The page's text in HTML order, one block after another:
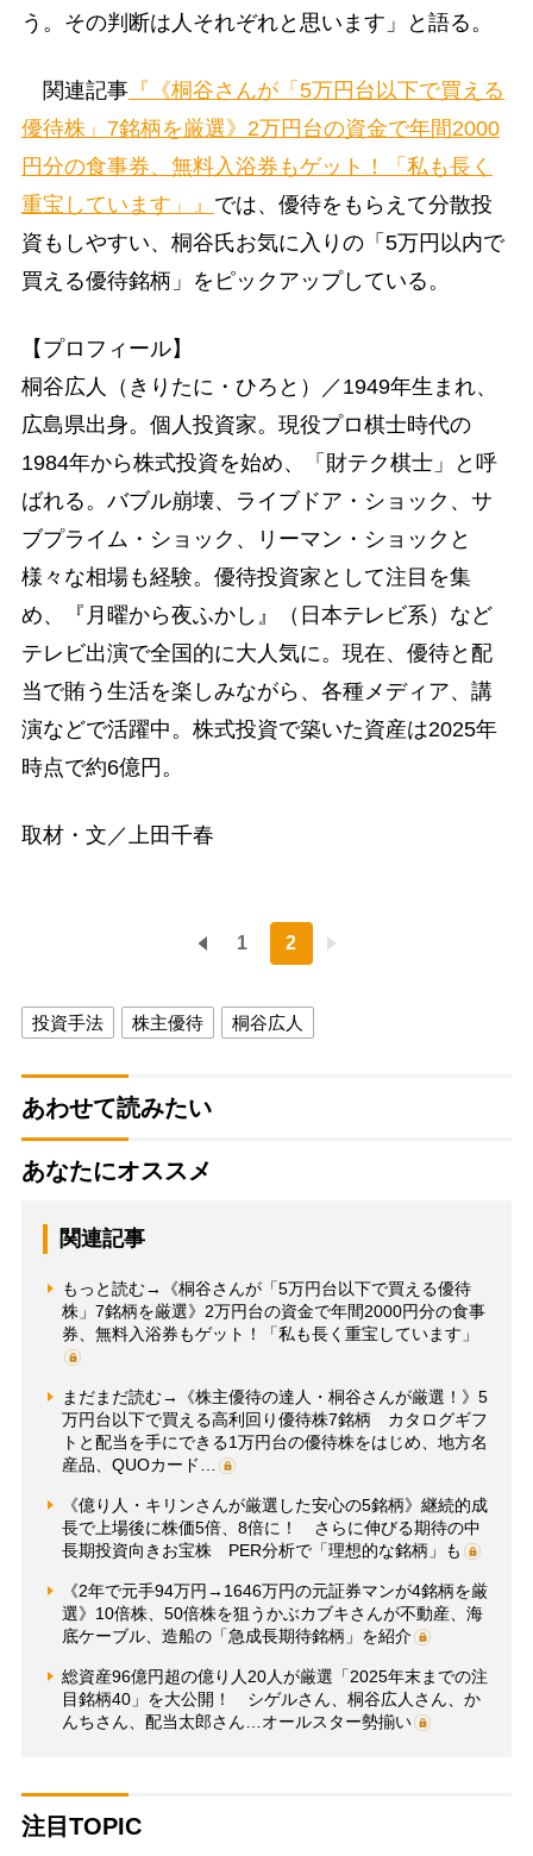
う。その判断は人それぞれと思います」と語る。
関連記事『《桐谷さんが「5万円台以下で買える
優待株」7銘柄を厳選》2万円台の資金で年間2000
円分の食事券、無料入浴券もゲット！「私も長く
重宝しています」』 では、優待をもらえて分散投
資もしやすい、桐谷氏お気に入りの「5万円以内で
買える優待銘柄」をピックアップしている。
【プロフィール】
桐谷広人（きりたに・ひろと）／1949年生まれ、
広島県出身。個人投資家。現役プロ棋士時代の
1984年から株式投資を始め、「財テク棋士」と呼
ばれる。バブル崩壊、ライブドア・ショック、サ
ブプライム・ショック、リーマン・ショックと
様々な相場も経験。優待投資家として注目を集
め、『月曜から夜ふかし』（日本テレビ系）など
テレビ出演で全国的に大人気に。現在、優待と配
当で賄う生活を楽しみながら、各種メディア、講
演などで活躍中。株式投資で築いた資産は2025年
時点で約6億円。
取材・文／上田千春
1 2
投資手法 株主優待 桐谷広人
あわせて読みたい
あなたにオススメ
関連記事
もっと読む→《桐谷さんが「5万円台以下で買える優待
株」7銘柄を厳選》2万円台の資金で年間2000円分の食事
券、無料入浴券もゲット！「私も長く重宝しています」
まだまだ読む→《株主優待の達人・桐谷さんが厳選！》5
万円台以下で買える高利回り優待株7銘柄 カタログギフ
トと配当を手にできる1万円台の優待株をはじめ、地方名
産品、QUOカード…
《億り人・キリンさんが厳選した安心の5銘柄》継続的成
長で上場後に株価5倍、8倍に！ さらに伸びる期待の中
長期投資向きお宝株 PER分析で「理想的な銘柄」も
《2年で元手94万円→1646万円の元証券マンが4銘柄を厳
選》10倍株、50倍株を狙うかぶカブキさんが不動産、海
底ケーブル、造船の「急成長期待銘柄」を紹介
総資産96億円超の億り人20人が厳選「2025年末までの注
目銘柄40」を大公開！ シゲルさん、桐谷広人さん、か
んちさん、配当太郎さん…オールスター勢揃い
注目TOPIC